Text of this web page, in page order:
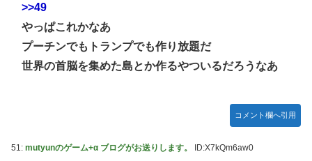
>>49
やっぱこれかなあ
プーチンでもトランプでも作り放題だ
世界の首脳を集めた島とか作るやついるだろうなあ
コメント欄へ引用
51: mutyunのゲーム+α ブログがお送りします。 ID:X7kQm6aw0